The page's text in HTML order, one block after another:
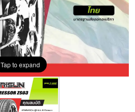
Tap to expand